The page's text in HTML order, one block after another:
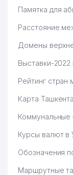
Памятка для
Расстояние
Домены
Выставки-2022
Рейтинг
Карта Ташкента
Коммунальные
Курсы валют в
Обозначения
Маршрутные